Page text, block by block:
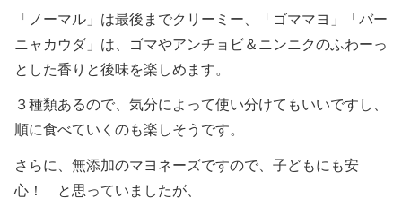
「ノーマル」は最後までクリーミー、「ゴママヨ」「バー
ニャカウダ」は、ゴマやアンチョビ＆ニンニクのふわーっ
とした香りと後味を楽しめます。
３種類あるので、気分によって使い分けてもいいですし、
順に食べていくのも楽しそうです。
さらに、無添加のマヨネーズですので、子どもにも安
心！ と思っていましたが、